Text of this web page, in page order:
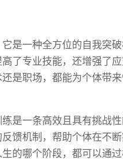
是一种全方位的自我突破
了专业技能，还增强了
是职场，都能为个体带来
是一条高效且具有挑战
馈机制，帮助个体在不断
的哪个阶段，都可以通